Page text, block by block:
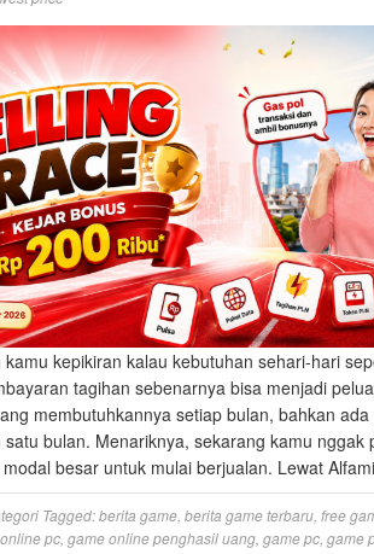
kamu kepikiran kalau kebutuhan sehari-hari
tagihan sebenarnya bisa menjadi
membutuhkannya setiap bulan, bahkan
bulan. Menariknya, sekarang kamu nggak
besar untuk mulai berjualan. Lewat
Tagged:berita game berita game terbaru free
pc game online penghasil uang game pc game